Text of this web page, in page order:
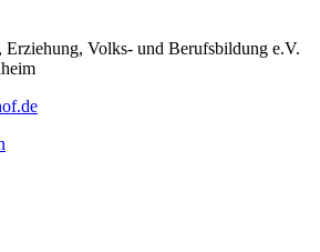
Erziehung, Volks- und Berufsbildung e.V.